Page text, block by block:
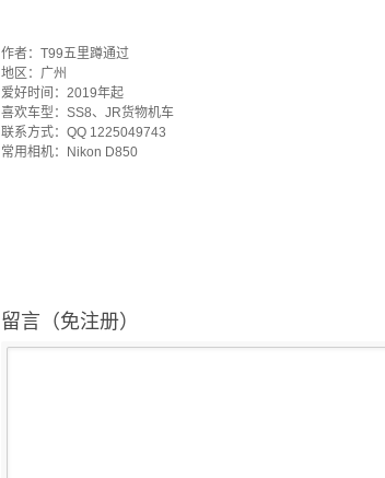
作者：T99五里蹲通过
地区：广州
爱好时间：2019年起
喜欢车型：SS8、JR货物机车
联系方式：QQ 1225049743
常用相机：Nikon D850
留言（免注册）